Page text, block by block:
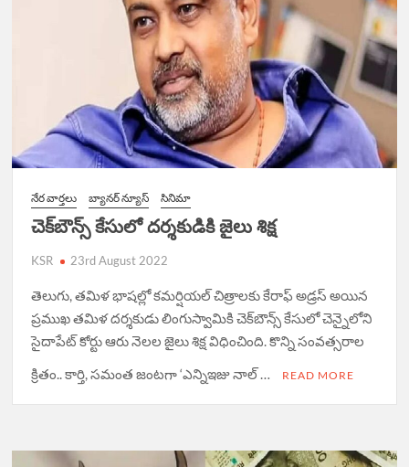
నేర వార్త‌లు బ్యానర్ న్యూస్ సినిమా
చెక్‌బౌన్స్ కేసులో ద‌ర్శ‌కుడికి జైలు శిక్ష‌
KSR 23rd August 2022
తెలుగు, తమిళ భాషల్లో కమర్షియల్ చిత్రాలకు కేరాఫ్ అడ్రస్ అయిన
ప్రముఖ తమిళ దర్శకుడు లింగుస్వామికి చెక్‌బౌన్స్ కేసులో చెన్నైలోని
సైదాపేట్ కోర్టు ఆరు నెలల జైలు శిక్ష విధించింది. కొన్ని సంవత్సరాల
క్రితం.. కార్తి, సమంత జంటగా ‘ఎన్నిఇజు నాల్ …
READ MORE